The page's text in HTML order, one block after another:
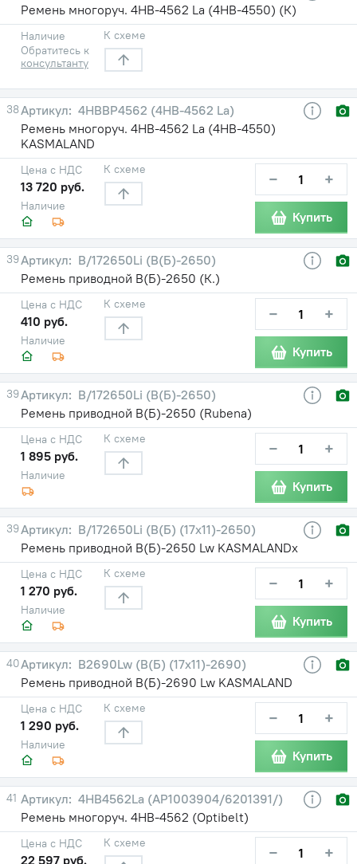
Ремень многоруч. 4НВ-4562 La (4НВ-4550) (К)
Наличие
Обратитесь к
консультанту
К схеме
38
4HBBP4562 (4НВ-4562 La)
Ремень многоруч. 4НВ-4562 La (4НВ-4550)
KASMALAND
Наличие
Цена с НДС
13 720 руб.
К схеме − +
Купить
39
B/172650Li (В(Б)-2650)
Ремень приводной В(Б)-2650 (К.)
Наличие
Цена с НДС
410 руб.
К схеме − +
Купить
39
B/172650Li (В(Б)-2650)
Ремень приводной В(Б)-2650 (Rubena)
Наличие
Цена с НДС
1 895 руб.
К схеме − +
Купить
39
B/172650Li (В(Б) (17х11)-2650)
Ремень приводной В(Б)-2650 Lw KASMALANDх
Наличие
Цена с НДС
1 270 руб.
К схеме − +
Купить
40
B2690Lw (В(Б) (17х11)-2690)
Ремень приводной В(Б)-2690 Lw KASMALAND
Наличие
Цена с НДС
1 290 руб.
К схеме − +
Купить
41
4HB4562La (AP1003904/6201391/)
Ремень многоруч. 4НВ-4562 (Optibelt)
Цена с НДС
22 597 руб.
К схеме − +